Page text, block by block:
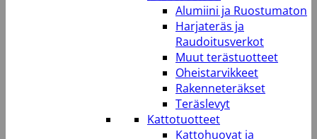
Alumiini ja Ruostumaton
Harjateräs ja
Raudoitusverkot
Muut terästuotteet
Oheistarvikkeet
Rakenneteräkset
Teräslevyt
Kattotuotteet
Kattohuovat ja